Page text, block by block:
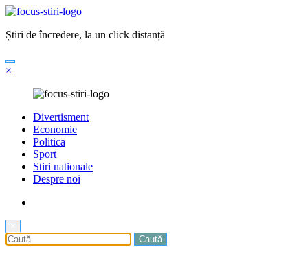
Sari
conținut
Știri de încredere, la un click distanță
×
Divertisment
Economie
Politica
Sport
Stiri nationale
Despre noi